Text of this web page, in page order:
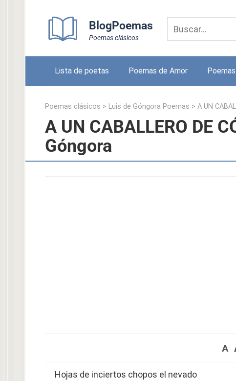
BlogPoemas
Poemas clásicos
Lista de poetas Poemas de Amor
Poemas clásicos > Luis de Góngora Poemas > A UN
A UN CABALLERO DE
Góngora
A
Hojas de inciertos chopos el nevado